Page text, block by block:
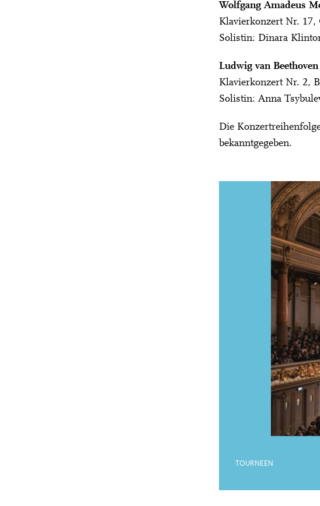
GASTSPIEL IN DER
Gefällt Ihnen diese
Wolfgang Amadeus
Klavierkonzert Nr. 17,
Solistin: Dinara
Ludwig van
Klavierkonzert Nr. 2,
Solistin: Anna
Die
bekanntgegeben.
TOURNEEN